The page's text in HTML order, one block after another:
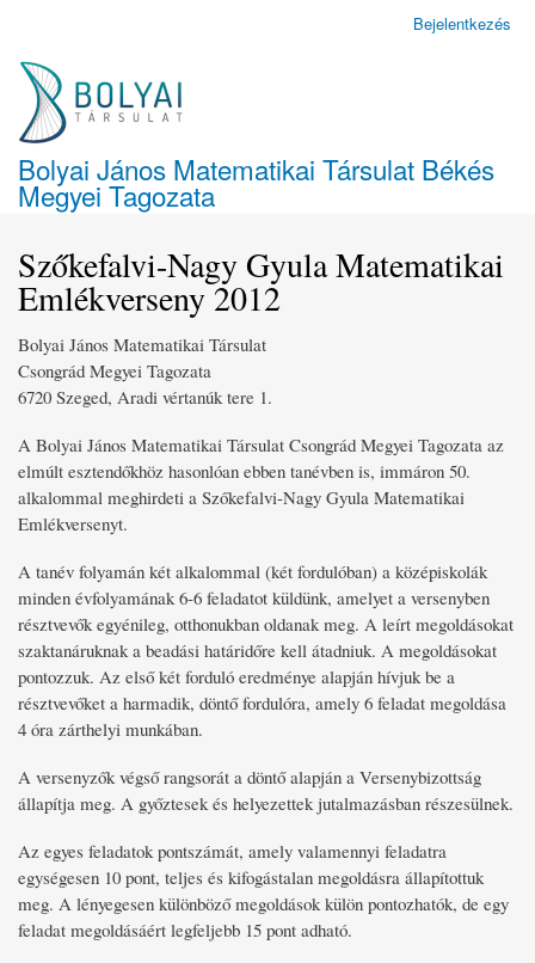
fiók
menüje
Bejelentkezés
Bolyai János Matematikai Társulat Békés
Megyei Tagozata
Szőkefalvi-Nagy Gyula Matematikai
Emlékverseny 2012
Bolyai János Matematikai Társulat
Csongrád Megyei Tagozata
6720 Szeged, Aradi vértanúk tere 1.
A Bolyai János Matematikai Társulat Csongrád Megyei Tagozata az
elmúlt esztendőkhöz hasonlóan ebben tanévben is, immáron 50.
alkalommal meghirdeti a Szőkefalvi-Nagy Gyula Matematikai
Emlékversenyt.
A tanév folyamán két alkalommal (két fordulóban) a középiskolák
minden évfolyamának 6-6 feladatot küldünk, amelyet a versenyben
résztvevők egyénileg, otthonukban oldanak meg. A leírt megoldásokat
szaktanáruknak a beadási határidőre kell átadniuk. A megoldásokat
pontozzuk. Az első két forduló eredménye alapján hívjuk be a
résztvevőket a harmadik, döntő fordulóra, amely 6 feladat megoldása
4 óra zárthelyi munkában.
A versenyzők végső rangsorát a döntő alapján a Versenybizottság
állapítja meg. A győztesek és helyezettek jutalmazásban részesülnek.
Az egyes feladatok pontszámát, amely valamennyi feladatra
egységesen 10 pont, teljes és kifogástalan megoldásra állapítottuk
meg. A lényegesen különböző megoldások külön pontozhatók, de egy
feladat megoldásáért legfeljebb 15 pont adható.